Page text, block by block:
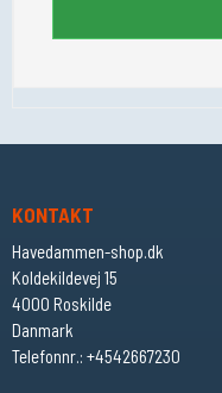
KONTAKT
Havedammen-shop.dk
Koldekildevej 15
4000 Roskilde
Danmark
Telefonnr.: +4542667230